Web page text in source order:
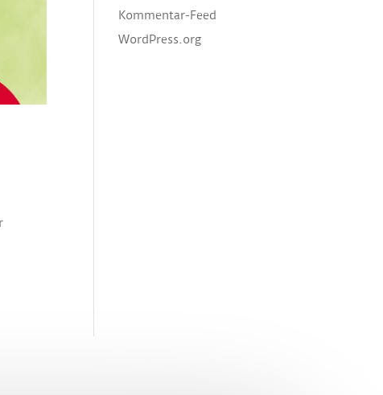
Kommentar-Feed
WordPress.org